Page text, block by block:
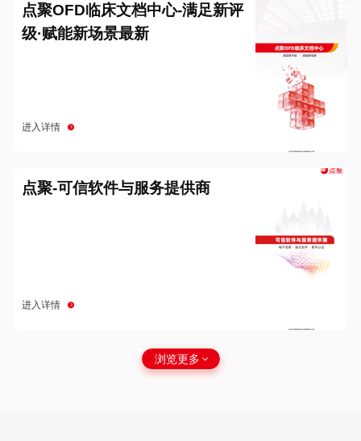
点聚OFD临床文档中心-满足新评
级·赋能新场景最新
进入详情
点聚-可信软件与服务提供商
进入详情
浏览更多